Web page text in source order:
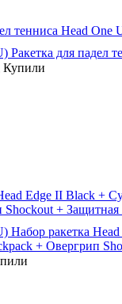
тенниса Head One
Ракетка для падел
Купили
Edge II Black +
+ Защитная
Набор ракетка
+ Овергрип